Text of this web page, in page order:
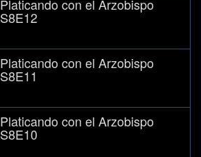
Platicando con el Arzobispo
S8E12
Platicando con el Arzobispo
S8E11
Platicando con el Arzobispo
S8E10